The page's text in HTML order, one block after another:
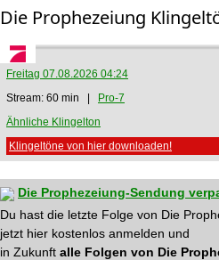
Die Prophezeiung
Freitag 07.08.2026 04:24
Stream: 60 min |
Pro-7
Ähnliche Klingelton
Klingeltöne von hier downloaden!
Die Prophezeiung-Sendung
Du hast die letzte Folge von Die
jetzt hier kostenlos anmelden und
in Zukunft alle Folgen von Die